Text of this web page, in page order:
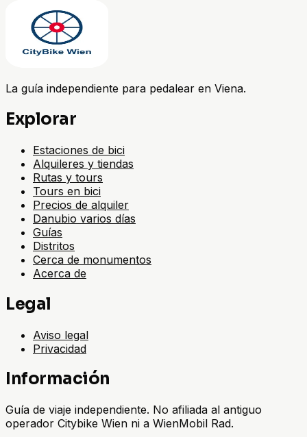
La guía independiente para pedalear en Viena.
Explorar
Estaciones de bici
Alquileres y tiendas
Rutas y tours
Tours en bici
Precios de alquiler
Danubio varios días
Guías
Distritos
Cerca de monumentos
Acerca de
Legal
Aviso legal
Privacidad
Información
Guía de viaje independiente. No afiliada al antiguo
operador Citybike Wien ni a WienMobil Rad.